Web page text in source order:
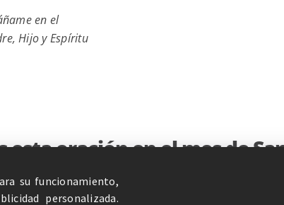
en el
Hijo y Espíritu
esta oración en el mes de
ENCIENDE UNA VELA
su funcionamiento,
personalizada.